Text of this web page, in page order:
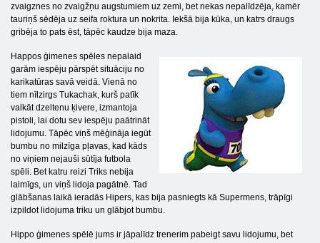
zvaigznes no zvaigžņu augstumiem uz zemi, bet nekas nepalīdzēja, kamēr
tauriņš sēdēja uz seifa roktura un nokrita. Iekšā bija kūka, un katrs draugs
gribēja to pats ēst, tāpēc kaudze bija maza.
Happos ģimenes spēles nepalaid
garām iespēju pārspēt situāciju no
karikatūras savā veidā. Vienā no
tiem nīlzirgs Tukachak, kurš patīk
valkāt dzeltenu ķivere, izmantoja
pistoli, lai dotu sev iespēju paātrināt
lidojumu. Tāpēc viņš mēģināja iegūt
bumbu no milzīga pļavas, kad kāds
no viņiem nejauši sūtīja futbola
spēli. Bet katru reizi Triks nebija
laimīgs, un viņš lidoja pagātnē. Tad
glābšanas laikā ieradās Hipers, kas bija pasniegts kā Supermens, trāpīgi
izpildot lidojuma triku un glābjot bumbu.
Hippo ģimenes spēlē jums ir jāpalīdz trenerim pabeigt savu lidojumu, bet